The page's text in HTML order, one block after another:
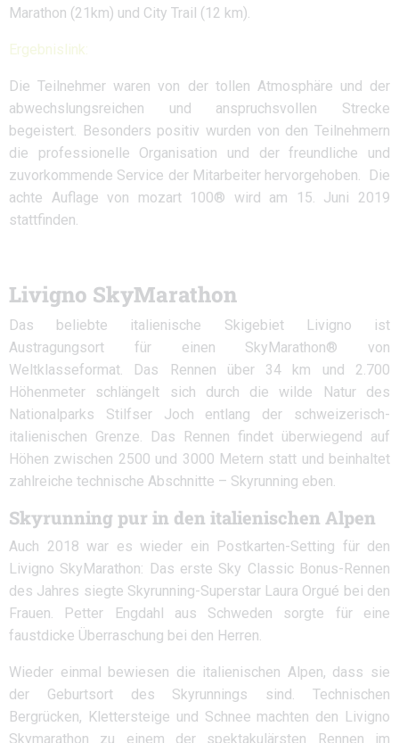
Marathon (21km) und City Trail (12 km).
Ergebnislink:
Die Teilnehmer waren von der tollen Atmosphäre und der
abwechslungsreichen und anspruchsvollen Strecke
begeistert. Besonders positiv wurden von den Teilnehmern
die professionelle Organisation und der freundliche und
zuvorkommende Service der Mitarbeiter hervorgehoben. Die
achte Auflage von mozart 100® wird am 15. Juni 2019
stattfinden.
Livigno SkyMarathon
Das beliebte italienische Skigebiet Livigno ist
Austragungsort für einen SkyMarathon® von
Weltklasseformat. Das Rennen über 34 km und 2.700
Höhenmeter schlängelt sich durch die wilde Natur des
Nationalparks Stilfser Joch entlang der schweizerisch-
italienischen Grenze. Das Rennen findet überwiegend auf
Höhen zwischen 2500 und 3000 Metern statt und beinhaltet
zahlreiche technische Abschnitte – Skyrunning eben.
Skyrunning pur in den italienischen Alpen
Auch 2018 war es wieder ein Postkarten-Setting für den
Livigno SkyMarathon: Das erste Sky Classic Bonus-Rennen
des Jahres siegte Skyrunning-Superstar Laura Orgué bei den
Frauen. Petter Engdahl aus Schweden sorgte für eine
faustdicke Überraschung bei den Herren.
Wieder einmal bewiesen die italienischen Alpen, dass sie
der Geburtsort des Skyrunnings sind. Technischen
Bergrücken, Klettersteige und Schnee machten den Livigno
Skymarathon zu einem der spektakulärsten Rennen im